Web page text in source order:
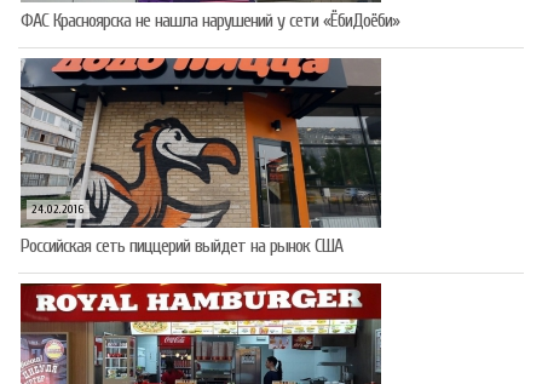
ФАС Красноярска не нашла нарушений у сети «ЁбиДоёби»
24.02.2016
Российская сеть пиццерий выйдет на рынок США